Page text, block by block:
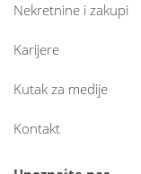
Nekretnine i zakupi
Karijere
Kutak za medije
Kontakt